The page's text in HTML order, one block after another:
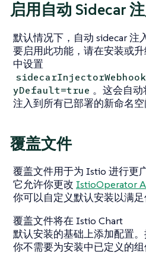
启用自动 Sidecar
默认情况下，自动 sidecar 注
要启用此功能，请在安装或升
中设置
yDefault=true 。这会自
注入到所有已部署的新命名空
覆盖文件
覆盖文件用于为 Istio 进行更
它允许你更改 IstioOperator
你可以自定义默认安装以满足
覆盖文件将在 Istio Chart
默认安装的基础上添加配置。
你不需要为安装中已定义的组